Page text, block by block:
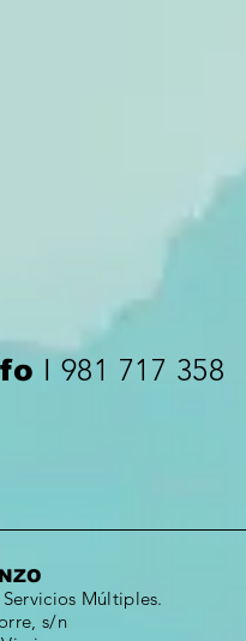
I 981 717 358
Múltiples.
s/n